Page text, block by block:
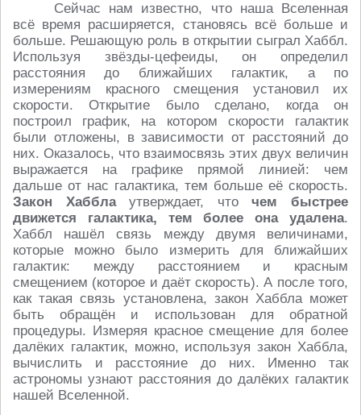
Сейчас нам известно, что наша Вселенная
всё время расширяется, становясь всё больше и
больше. Решающую роль в открытии сыграл Хаббл.
Используя звёзды-цефеиды, он определил
расстояния до ближайших галактик, а по
измерениям красного смещения установил их
скорости. Открытие было сделано, когда он
построил график, на котором скорости галактик
были отложены, в зависимости от расстояний до
них. Оказалось, что взаимосвязь этих двух величин
выражается на графике прямой линией: чем
дальше от нас галактика, тем больше её скорость.
Закон Хабблаутверждает, чточем быстрее
движется галактика, тем более она удалена.
Хаббл нашёл связь между двумя величинами,
которые можно было измерить для ближайших
галактик: между расстоянием и красным
смещением (которое и даёт скорость). А после того,
как такая связь установлена, закон Хаббла может
быть обращён и использован для обратной
процедуры. Измеряя красное смещение для более
далёких галактик, можно, используя закон Хаббла,
вычислить и расстояние до них. Именно так
астрономы узнают расстояния до далёких галактик
нашей Вселенной.